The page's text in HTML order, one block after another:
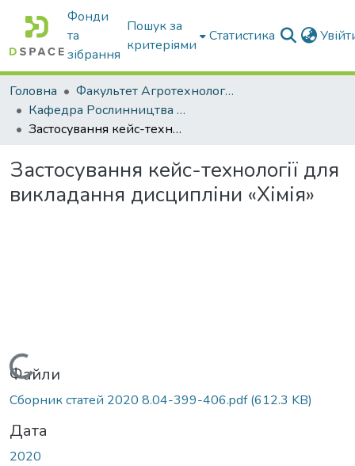
Фонди
та
зібрання
Пошук за
критеріями
Статистика
Головна
Факультет Агротехнологій та екології
Кафедра Рослинництва та садівництва ім. професора В.В. Калитки
Застосування кейс-технології для викладання дисципліни «Хімія»
Застосування кейс-технології для
викладання дисципліни «Хімія»
Вантажиться...
Файли
Сборник статей 2020 8.04-399-406.pdf(612.3 KB)
Дата
2020